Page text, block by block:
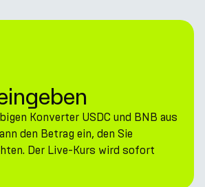
Konverter USDC und BNB aus
den Betrag ein, den Sie
Der Live-Kurs wird sofort